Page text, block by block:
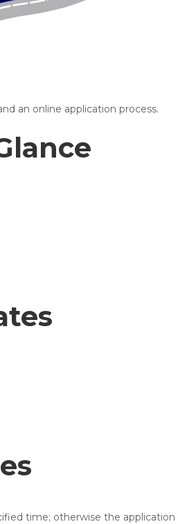
an online application process.
time; otherwise the application